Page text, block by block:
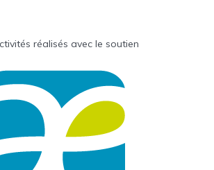
réalisés avec le soutien